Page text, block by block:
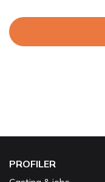
PROFILER